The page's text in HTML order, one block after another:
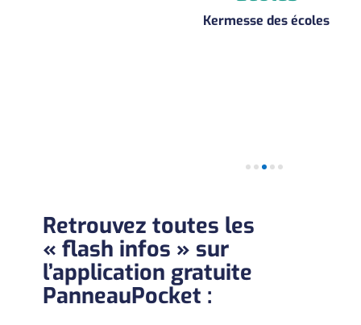
Retrouvez toutes les
« flash infos » sur
l’application gratuite
PanneauPocket :